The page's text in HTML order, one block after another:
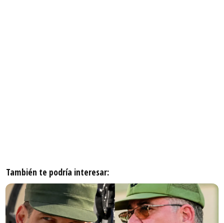
También te podría interesar: